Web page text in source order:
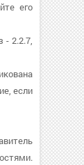
его
- 2.2.7,
если